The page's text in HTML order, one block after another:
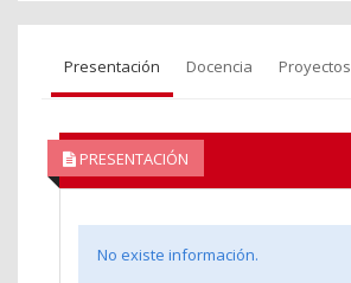
Presentación Docencia Proyectos
PRESENTACIÓN
No existe información.